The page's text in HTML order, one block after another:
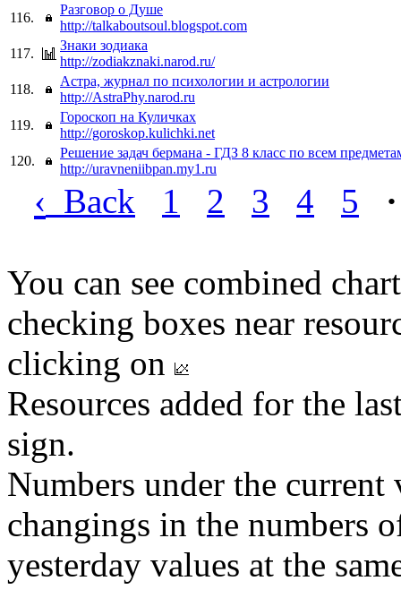
116.
Разговор о Душе
http://talkaboutsoul.blogspot.com
117.
Знаки зодиака
http://zodiakznaki.narod.ru/
118.
Астра, журнал по психологии и астрологии
http://AstraPhy.narod.ru
119.
Гороскоп на Куличках
http://goroskop.kulichki.net
120.
Решение задач бермана - ГДЗ 8 класс по всем
http://uravneniibpan.my1.ru
‹ Back 1 2 3 4 5
You can see combined
checking boxes near
clicking on
Resources added for the
sign.
Numbers under the
changings in the numbers
yesterday values at the